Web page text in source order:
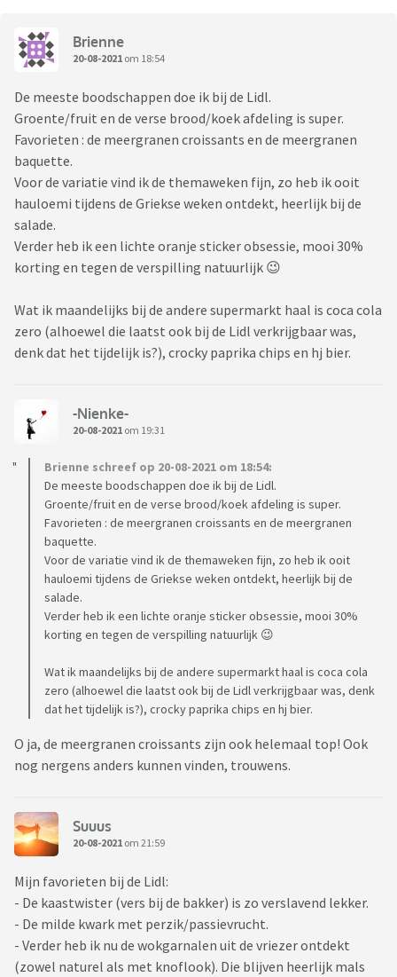
Brienne
20-08-2021 om 18:54
De meeste boodschappen doe ik bij de Lidl.
Groente/fruit en de verse brood/koek afdeling is super.
Favorieten : de meergranen croissants en de meergranen
baquette.
Voor de variatie vind ik de themaweken fijn, zo heb ik ooit
hauloemi tijdens de Griekse weken ontdekt, heerlijk bij de
salade.
Verder heb ik een lichte oranje sticker obsessie, mooi 30%
korting en tegen de verspilling natuurlijk 😉
Wat ik maandelijks bij de andere supermarkt haal is coca cola
zero (alhoewel die laatst ook bij de Lidl verkrijgbaar was,
denk dat het tijdelijk is?), crocky paprika chips en hj bier.
-Nienke-
20-08-2021 om 19:31
Brienne schreef op 20-08-2021 om 18:54:
De meeste boodschappen doe ik bij de Lidl.
Groente/fruit en de verse brood/koek afdeling is super.
Favorieten : de meergranen croissants en de meergranen
baquette.
Voor de variatie vind ik de themaweken fijn, zo heb ik ooit
hauloemi tijdens de Griekse weken ontdekt, heerlijk bij de
salade.
Verder heb ik een lichte oranje sticker obsessie, mooi 30%
korting en tegen de verspilling natuurlijk 😉
Wat ik maandelijks bij de andere supermarkt haal is coca cola
zero (alhoewel die laatst ook bij de Lidl verkrijgbaar was, denk
dat het tijdelijk is?), crocky paprika chips en hj bier.
O ja, de meergranen croissants zijn ook helemaal top! Ook
nog nergens anders kunnen vinden, trouwens.
Suuus
20-08-2021 om 21:59
Mijn favorieten bij de Lidl:
- De kaastwister (vers bij de bakker) is zo verslavend lekker.
- De milde kwark met perzik/passievrucht.
- Verder heb ik nu de wokgarnalen uit de vriezer ontdekt
(zowel naturel als met knoflook). Die blijven heerlijk mals